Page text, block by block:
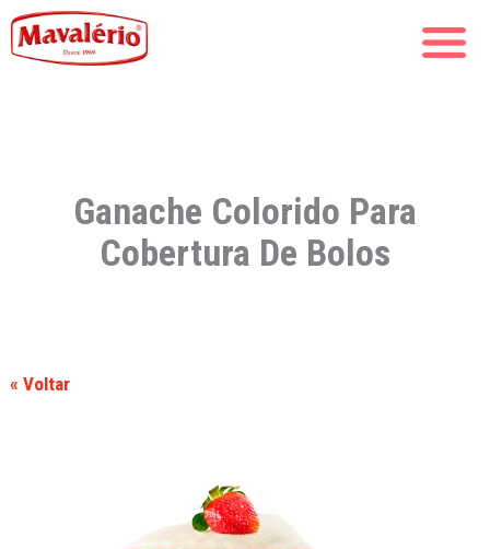
Ganache Colorido Para
Cobertura De Bolos
« Voltar